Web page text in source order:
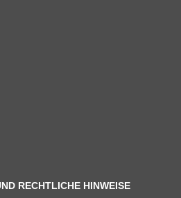
RECHTLICHE HINWEISE